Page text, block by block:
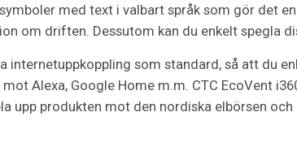
med text i valbart språk som gör det
om driften. Dessutom kan du enkelt spegla
internetuppkoppling som standard, så att du
Alexa, Google Home m.m. CTC EcoVent
upp produkten mot den nordiska elbörsen